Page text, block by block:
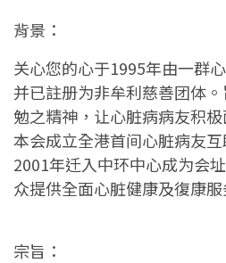
背景：
关心您的心于1995年由一群
并已註册为非牟利慈善团体
勉之精神，让心脏病病友积
本会成立全港首间心脏病友
2001年迁入中环中心成为会
众提供全面心脏健康及復康服
宗旨：